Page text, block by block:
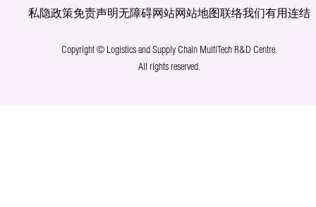
私隐政策免责声明无障碍网站网站地图联络我们有用连结
Copyright © Logistics and Supply Chain MultiTech R&D Centre.
All rights reserved.